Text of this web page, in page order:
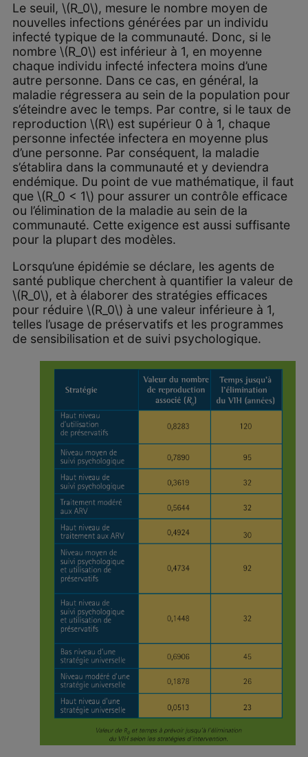
Le seuil, \(R_0\), mesure le nombre moyen de
nouvelles infections générées par un individu
infecté typique de la communauté. Donc, si le
nombre \(R_0\) est inférieur à 1, en moyenne
chaque individu infecté infectera moins d’une
autre personne. Dans ce cas, en général, la
maladie régressera au sein de la population pour
s’éteindre avec le temps. Par contre, si le taux de
reproduction \(R\) est supérieur 0 à 1, chaque
personne infectée infectera en moyenne plus
d’une personne. Par conséquent, la maladie
s’établira dans la communauté et y deviendra
endémique. Du point de vue mathématique, il faut
que \(R_0 < 1\) pour assurer un contrôle efficace
ou l’élimination de la maladie au sein de la
communauté. Cette exigence est aussi suffisante
pour la plupart des modèles.
Lorsqu’une épidémie se déclare, les agents de
santé publique cherchent à quantifier la valeur de
\(R_0\), et à élaborer des stratégies efficaces
pour réduire \(R_0\) à une valeur inférieure à 1,
telles l’usage de préservatifs et les programmes
de sensibilisation et de suivi psychologique.